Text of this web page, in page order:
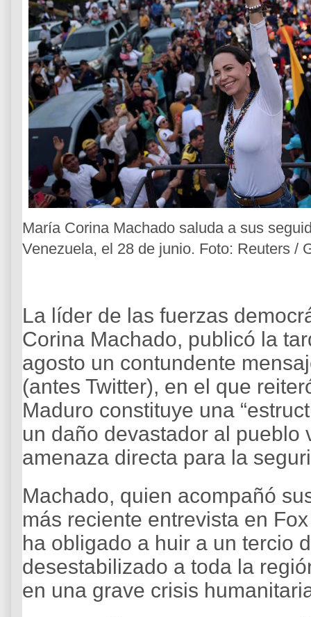
María Corina Machado saluda a sus
Venezuela, el 28 de junio. Foto: Reuters /
La líder de las fuerzas
Corina Machado, publicó la
agosto un contundente
(antes Twitter), en el que
Maduro constituye una
un daño devastador al
amenaza directa para la
Machado, quien acompañó
más reciente entrevista en
ha obligado a huir a un tercio
desestabilizado a toda la
en una grave crisis